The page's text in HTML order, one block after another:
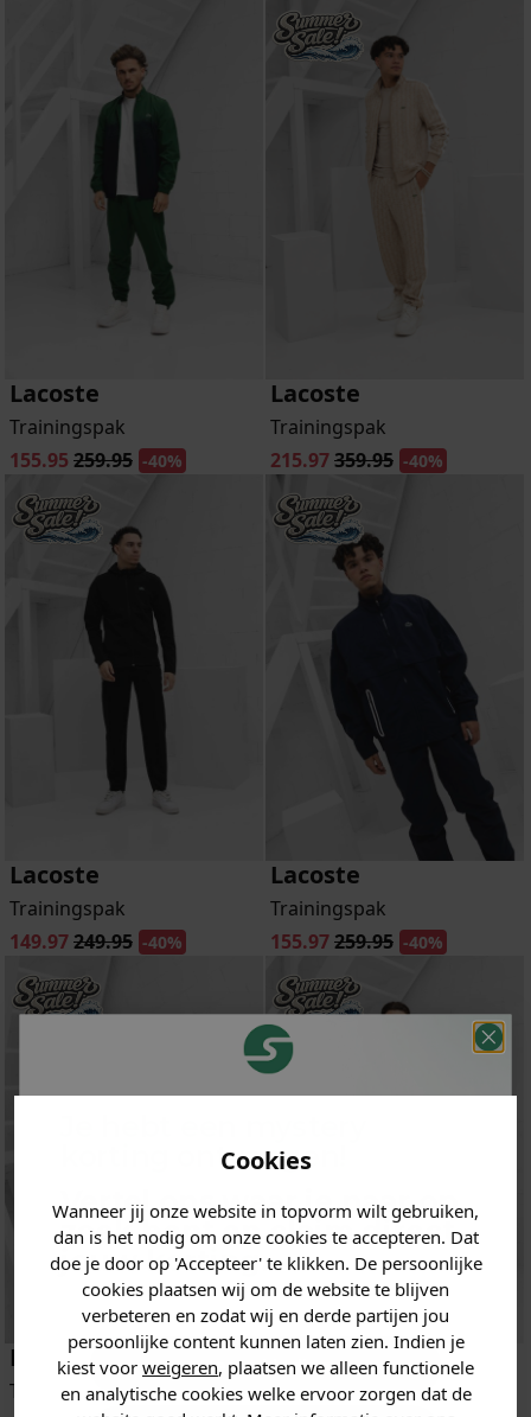
Cookies
Wanneer jij onze website in topvorm wilt gebruiken,
dan is het nodig om onze cookies te accepteren. Dat
doe je door op 'Accepteer' te klikken. De persoonlijke
cookies plaatsen wij om de website te blijven
verbeteren en zodat wij en derde partijen jou
persoonlijke content kunnen laten zien. Indien je
kiest voor weigeren, plaatsen we alleen functionele
en analytische cookies welke ervoor zorgen dat de
Lacoste
Trainingspak
155.95 259.95 -40%
Lacoste
Trainingspak
215.97359.95 -40%
Lacoste
Trainingspak
149.97249.95 -40%
Lacoste
Trainingspak
155.97259.95 -40%
Lacoste
Trainingspak
Lacoste
Trainingspak
korting ontvangen!
Vertel ons waar je naar op
zoek bent en claim direct
jouwkorting.
Heren kleding